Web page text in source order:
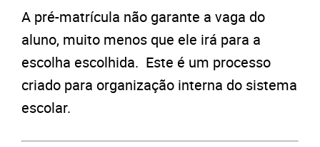
A pré-matrícula não garante a vaga do
aluno, muito menos que ele irá para a
escolha escolhida. Este é um processo
criado para organização interna do sistema
escolar.